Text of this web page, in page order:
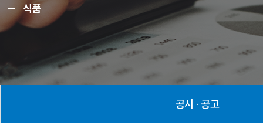
식품
공시 · 공고